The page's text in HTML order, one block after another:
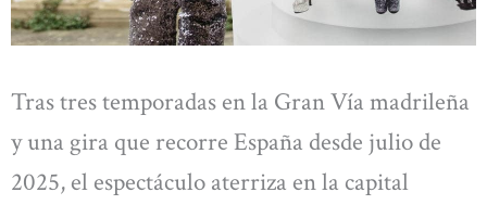
Tras tres temporadas en la Gran Vía madrileña
y una gira que recorre España desde julio de
2025, el espectáculo aterriza en la capital